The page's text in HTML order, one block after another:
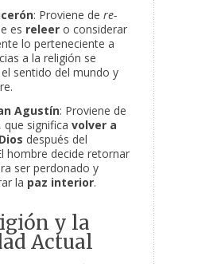
: Proviene de re-
es releer o considerar
lo perteneciente a
a la religión se
sentido del mundo y
Agustín: Proviene de
, que significa volver a
después del
hombre decide retornar
ser perdonado y
la paz interior.
y la
Actual